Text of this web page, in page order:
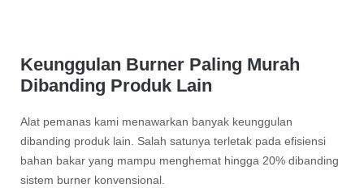
Keunggulan Burner Paling Murah
Dibanding Produk Lain
Alat pemanas kami menawarkan banyak keunggulan
dibanding produk lain. Salah satunya terletak pada efisiensi
bahan bakar yang mampu menghemat hingga 20% dibanding
sistem burner konvensional.